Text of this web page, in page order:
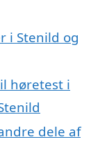
i Stenild og
høretest i
dele af